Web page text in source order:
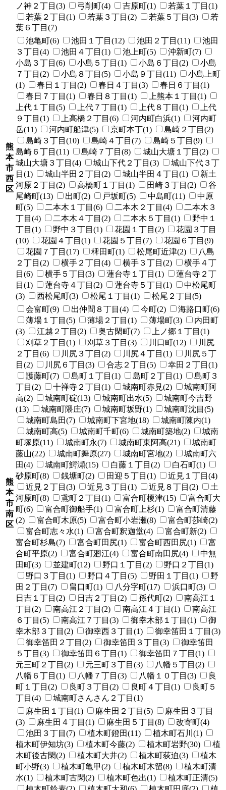
ノ神２丁目(3)
弓削町(4) 吉原町(1)
若葉１丁目(1)
若葉２丁目(1)
若葉３丁目(2) 若葉５丁目(3)
若
葉６丁目(7)
熊
本
市
西
区
池亀町(6) 池田１丁目(12) 池田２丁目(11)
池田
３丁目(4)
池田４丁目(1) 池上町(5)
沖新町(7)
小島３丁目(6)
小島５丁目(1) 小島６丁目(2)
小島
７丁目(2)
小島８丁目(5) 小島９丁目(11)
小島上町
(1)
春日１丁目(2) 春日４丁目(3)
春日６丁目(1)
春日７丁目(1)
春日８丁目(1)
上熊本１丁目(1)
上代１丁目(5)
上代７丁目(1) 上代８丁目(1)
上代
９丁目(1)
上高橋２丁目(6) 河内町白浜(1)
河内町
岳(11)
河内町船津(5) 京町本丁(1)
島崎２丁目(2)
島崎３丁目(10)
島崎４丁目(7)
島崎５丁目(9)
島崎６丁目(11)
島崎７丁目(8)
城山大塘１丁目(2)
城山大塘３丁目(4)
城山下代２丁目(3)
城山下代３丁
目(1)
城山半田２丁目(2) 城山半田４丁目(1)
新土
河原２丁目(2)
高橋町１丁目(1) 田崎３丁目(2)
谷
尾崎町(13)
出町(2) 戸坂町(5) 中島町(11)
中原
町(5)
二本木１丁目(6) 二本木２丁目(4)
二本木３
丁目(4)
二本木４丁目(2) 二本木５丁目(1)
野中１
丁目(1)
野中３丁目(1) 花園１丁目(2)
花園３丁目
(10)
花園４丁目(1) 花園５丁目(7)
花園６丁目(9)
花園７丁目(17)
稗田町(1) 松尾町近津(2)
八島
２丁目(2)
横手２丁目(4) 横手３丁目(2)
横手４丁
目(6)
横手５丁目(3) 蓮台寺１丁目(1)
蓮台寺２丁
目(1)
蓮台寺４丁目(2) 蓮台寺５丁目(1)
中松尾町
(3)
西松尾町(3) 松尾１丁目(1) 松尾２丁目(5)
熊
本
市
南
区
会富町(9) 出仲間８丁目(4) 今町(2)
海路口町(6)
薄場１丁目(5)
薄場２丁目(1) 薄場町(3)
内田町
(3)
江越２丁目(2) 奥古閑町(7)
上ノ郷１丁目(1)
刈草２丁目(1)
刈草３丁目(3) 川口町(12)
川尻
２丁目(6)
川尻３丁目(2) 川尻４丁目(1)
川尻５丁
目(2)
川尻６丁目(3) 合志２丁目(5)
幸田２丁目(1)
護藤町(7)
島町１丁目(1) 島町２丁目(1)
島町３
丁目(2)
十禅寺２丁目(1) 城南町赤見(2)
城南町阿
高(2)
城南町碇(13) 城南町出水(5)
城南町今吉野
(13)
城南町隈庄(7) 城南町坂野(1)
城南町沈目(5)
城南町島田(7)
城南町下宮地(18)
城南町陳内(1)
城南町高(5)
城南町千町(6) 城南町築地(2)
城南
町塚原(11)
城南町永(7) 城南町東阿高(21)
城南町
藤山(22)
城南町舞原(27) 城南町宮地(2)
城南町六
田(4)
城南町鰐瀬(15) 白藤１丁目(2)
白石町(1)
砂原町(8)
銭塘町(2) 田迎５丁目(1)
近見１丁目(4)
近見２丁目(3)
近見３丁目(1) 近見８丁目(2)
土
河原町(8)
鳶町２丁目(1) 富合町榎津(15)
富合町大
町(6)
富合町御船手(1) 富合町上杉(1)
富合町清藤
(2)
富合町木原(5) 富合町小岩瀬(8)
富合町莎崎(2)
富合町志々水(1)
富合町釈迦堂(4)
富合町新(2)
富合町杉島(7)
富合町田尻(1) 富合町西田尻(1)
富
合町平原(2)
富合町廻江(4) 富合町南田尻(4)
中無
田町(3)
並建町(12) 野口１丁目(2)
野口２丁目(1)
野口３丁目(1)
野口４丁目(5) 野田１丁目(1)
野
田２丁目(7)
畠口町(1) 八分字町(17)
浜口町(3)
日吉１丁目(2)
日吉２丁目(2) 孫代町(2)
南高江１
丁目(2)
南高江２丁目(2) 南高江４丁目(1)
南高江
６丁目(5)
南高江７丁目(3) 御幸木部１丁目(1)
御
幸木部３丁目(2)
御幸西３丁目(1)
御幸笛田１丁目(3)
御幸笛田２丁目(2)
御幸笛田３丁目(3)
御幸笛田
５丁目(3)
御幸笛田６丁目(1)
御幸笛田７丁目(1)
元三町２丁目(2)
元三町３丁目(3)
八幡５丁目(2)
八幡６丁目(1)
八幡７丁目(3) 八幡１０丁目(3)
良
町１丁目(2)
良町３丁目(2) 良町４丁目(1)
良町５
丁目(4)
城南町さんさん２丁目(1)
麻生田１丁目(1) 麻生田２丁目(5)
麻生田３丁目
(3)
麻生田４丁目(1) 麻生田５丁目(8)
改寄町(4)
池田３丁目(7)
植木町鐙田(11)
植木町石川(1)
植木町伊知坊(3)
植木町今藤(2) 植木町岩野(30)
植
木町後古閑(2)
植木町大井(2) 植木町荻迫(3)
植木
町小野(3)
植木町亀甲(2) 植木町木留(8)
植木町清
水(1)
植木町古閑(2) 植木町色出(1)
植木町正清(5)